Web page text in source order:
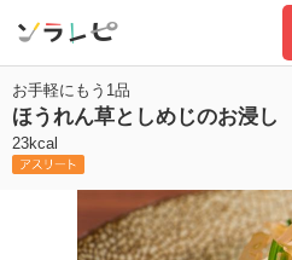
お手軽にもう1品
ほうれん草としめじのお浸し
23kcal